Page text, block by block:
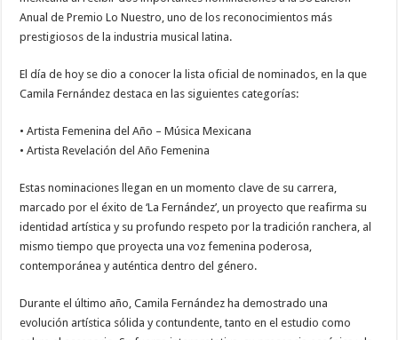
Anual de Premio Lo Nuestro, uno de los reconocimientos más
prestigiosos de la industria musical latina.
El día de hoy se dio a conocer la lista oficial de nominados, en la que
Camila Fernández destaca en las siguientes categorías:
• Artista Femenina del Año – Música Mexicana
• Artista Revelación del Año Femenina
Estas nominaciones llegan en un momento clave de su carrera,
marcado por el éxito de ‘La Fernández’, un proyecto que reafirma su
identidad artística y su profundo respeto por la tradición ranchera, al
mismo tiempo que proyecta una voz femenina poderosa,
contemporánea y auténtica dentro del género.
Durante el último año, Camila Fernández ha demostrado una
evolución artística sólida y contundente, tanto en el estudio como